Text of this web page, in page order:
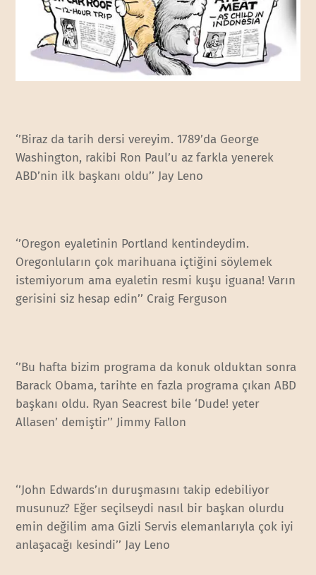
‘’Biraz da tarih dersi vereyim. 1789’da George
Washington, rakibi Ron Paul’u az farkla yenerek
ABD’nin ilk başkanı oldu’’ Jay Leno
‘’Oregon eyaletinin Portland kentindeydim.
Oregonluların çok marihuana içtiğini söylemek
istemiyorum ama eyaletin resmi kuşu iguana! Varın
gerisini siz hesap edin’’ Craig Ferguson
‘’Bu hafta bizim programa da konuk olduktan sonra
Barack Obama, tarihte en fazla programa çıkan ABD
başkanı oldu. Ryan Seacrest bile ‘Dude! yeter
Allasen’ demiştir’’ Jimmy Fallon
‘’John Edwards’ın duruşmasını takip edebiliyor
musunuz? Eğer seçilseydi nasıl bir başkan olurdu
emin değilim ama Gizli Servis elemanlarıyla çok iyi
anlaşacağı kesindi’’ Jay Leno